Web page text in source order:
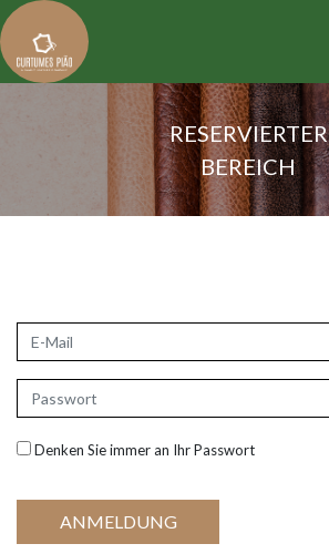
RESERVIERTER
BEREICH
Denken Sie immer an Ihr Passwort
ANMELDUNG